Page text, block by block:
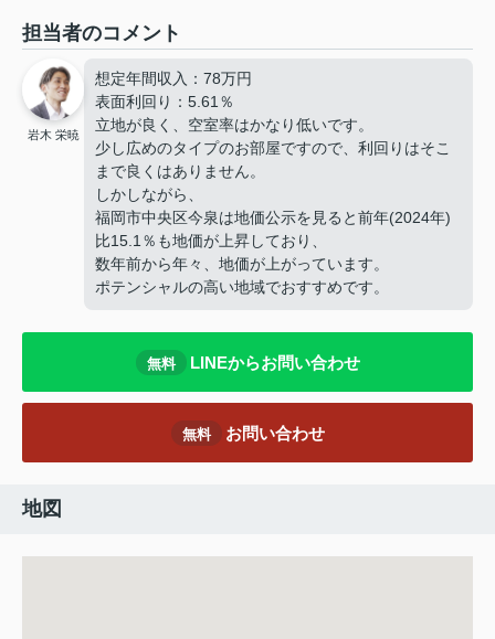
担当者のコメント
岩木 栄暁
想定年間収入：78万円
表面利回り：5.61％
立地が良く、空室率はかなり低いです。
少し広めのタイプのお部屋ですので、利回りはそこ
まで良くはありません。
しかしながら、
福岡市中央区今泉は地価公示を見ると前年(2024年)
比15.1％も地価が上昇しており、
数年前から年々、地価が上がっています。
ポテンシャルの高い地域でおすすめです。
無料 LINEからお問い合わせ
無料 お問い合わせ
地図